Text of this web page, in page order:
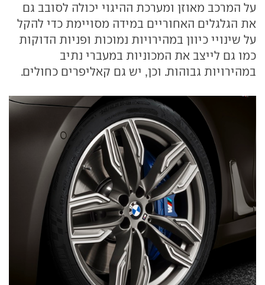
על המרכב מאוזן ומערכת ההיגוי יכולה לסובב גם
את הגלגלים האחוריים במידה מסויימת כדי להקל
על שינויי כיוון במהירויות נמוכות ופניות הדוקות
כמו גם לייצב את המכוניות במעברי נתיב
במהירויות גבוהות. וכן, יש גם קאליפרים כחולים.